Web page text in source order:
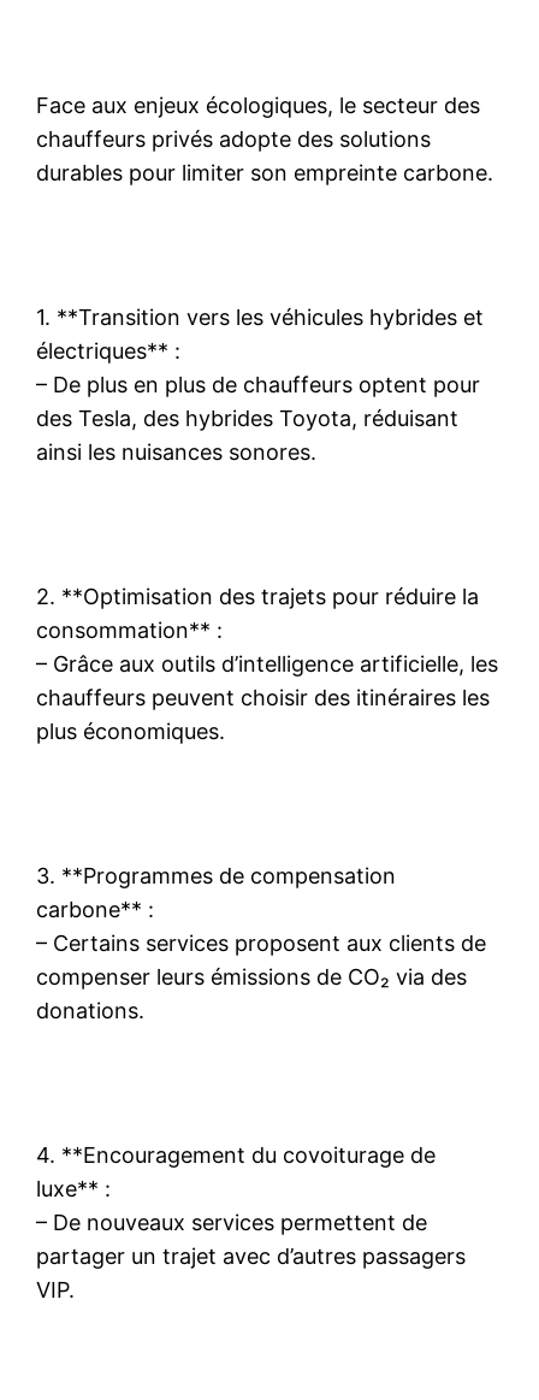
Face aux enjeux écologiques, le secteur des
chauffeurs privés adopte des solutions
durables pour limiter son empreinte carbone.
1. **Transition vers les véhicules hybrides et
électriques** :
– De plus en plus de chauffeurs optent pour
des Tesla, des hybrides Toyota, réduisant
ainsi les nuisances sonores.
2. **Optimisation des trajets pour réduire la
consommation** :
– Grâce aux outils d’intelligence artificielle, les
chauffeurs peuvent choisir des itinéraires les
plus économiques.
3. **Programmes de compensation
carbone** :
– Certains services proposent aux clients de
compenser leurs émissions de CO₂ via des
donations.
4. **Encouragement du covoiturage de
luxe** :
– De nouveaux services permettent de
partager un trajet avec d’autres passagers
VIP.